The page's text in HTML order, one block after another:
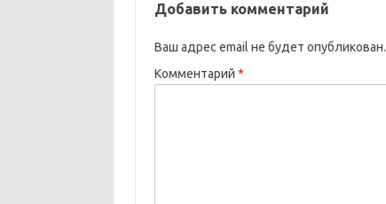
Добавить комментарий
Ваш адрес email не будет опубликован.
Комментарий *